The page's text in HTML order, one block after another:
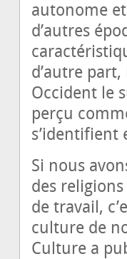
autonome
d’autres
d’autre
Occident le
perçu
s’identifient
Si nous
des
de travail,
culture de
Culture a